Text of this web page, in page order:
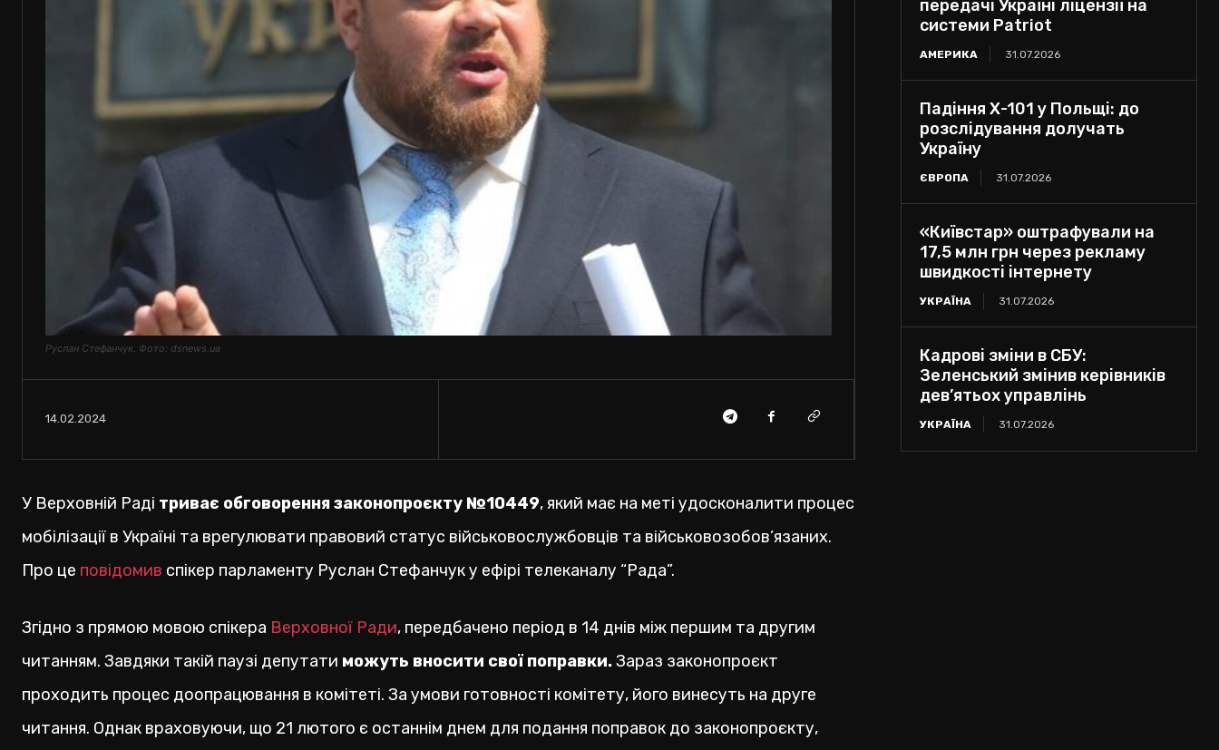
Руслан Стефанчук. Фото: dsnews.ua
14.02.2024
У Верховній Раді триває обговорення законопроєкту №10449, який має на меті удосконалити процес
мобілізації в Україні та врегулювати правовий статус військовослужбовців та військовозобов’язаних.
Про це повідомив спікер парламенту Руслан Стефанчук у ефірі телеканалу “Рада”.
Згідно з прямою мовою спікера Верховної Ради, передбачено період в 14 днів між першим та другим
читанням. Завдяки такій паузі депутати можуть вносити свої поправки.Зараз законопроєкт
проходить процес доопрацювання в комітеті. За умови готовності комітету, його винесуть на друге
читання. Однак враховуючи, що 21 лютого є останнім днем для подання поправок до законопроєкту,
передачі Україні ліцензії на
системи Patriot
АМЕРИКА 31.07.2026
Падіння Х-101 у Польщі: до
розслідування долучать
Україну
ЄВРОПА 31.07.2026
«Київстар» оштрафували на
17,5 млн грн через рекламу
швидкості інтернету
УКРАЇНА 31.07.2026
Кадрові зміни в СБУ:
Зеленський змінив керівників
дев’ятьох управлінь
УКРАЇНА 31.07.2026